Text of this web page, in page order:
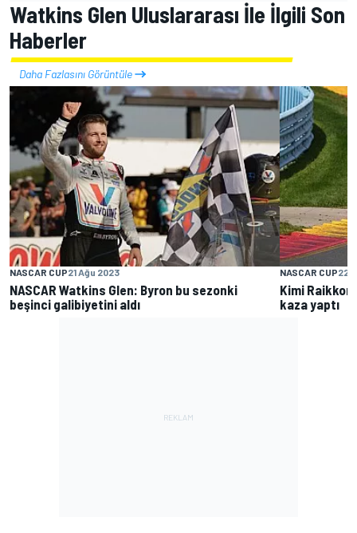
Watkins Glen Uluslararası İle İlgili Son
Haberler
Daha Fazlasını Görüntüle
NASCAR CUP21 Ağu 2023
NASCAR Watkins Glen: Byron bu sezonki
beşinci galibiyetini aldı
NASCAR CUP22
Kimi
kaza yaptı